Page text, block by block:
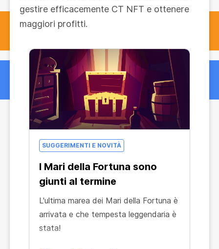
gestire efficacemente CT NFT e ottenere
maggiori profitti.
SUGGERIMENTI E NOVITÀ
I Mari della Fortuna sono
giunti al termine
L'ultima marea dei Mari della Fortuna è
arrivata e che tempesta leggendaria è
stata!